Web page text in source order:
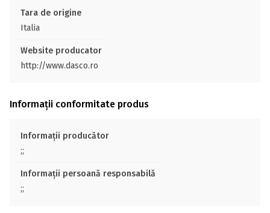
Tara de origine
Italia
Website producator
http://www.dasco.ro
Informații conformitate produs
Informații producător
;;
Informații persoană responsabilă
;;